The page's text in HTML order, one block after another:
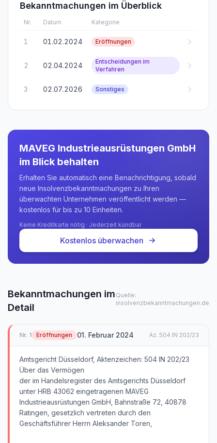
Bekanntmachungen im Überblick
Nr. Datum Kategorie
1 01.02.2024 Eröffnungen
2 02.04.2024
Entscheidungen im
Verfahren
3 02.07.2026 Sonstiges
MAVEG Industrieausrüstungen GmbH
im Blick behalten
Erhalten Sie automatisch eine Benachrichtigung, sobald
neue Insolvenzbekanntmachungen zu Ihren
überwachten Unternehmen veröffentlicht werden —
kostenlos für bis zu 10 Einheiten.
Keine Kreditkarte nötig · Jederzeit kündbar
Kostenlos überwachen
Bekanntmachungen im
Detail
Quelle:
insolvenzbekanntmachungen.de
Nr. 1 Eröffnungen 01. Februar 2024 Az. 504 IN 202/23
Amtsgericht Düsseldorf, Aktenzeichen: 504 IN 202/23
Über das Vermögen
der im Handelsregister des Amtsgerichts Düsseldorf
unter HRB 43062 eingetragenen MAVEG
Industrieausrüstungen GmbH, Bahnstraße 72, 40878
Ratingen, gesetzlich vertreten durch den
Geschäftsführer Herrn Aleksander Toren,